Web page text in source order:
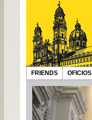
FRIENDS OFICIOS